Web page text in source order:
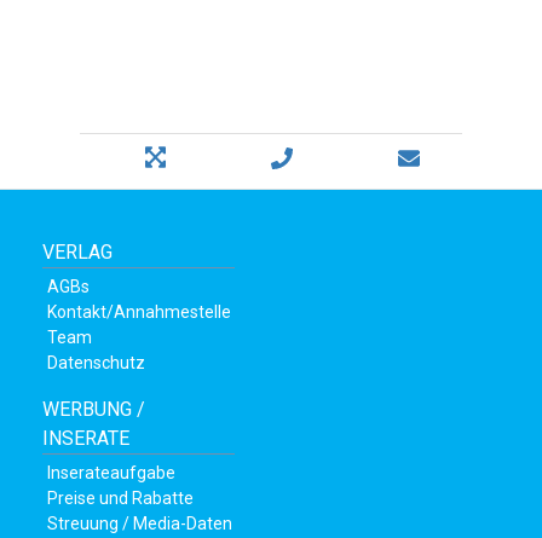
VERLAG
AGBs
Kontakt/Annahmestelle
Team
Datenschutz
WERBUNG /
INSERATE
Inserateaufgabe
Preise und Rabatte
Streuung / Media-Daten